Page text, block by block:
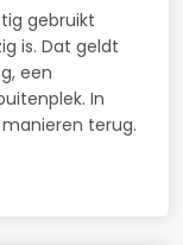
gebruikt
is. Dat geldt
een
In
terug.